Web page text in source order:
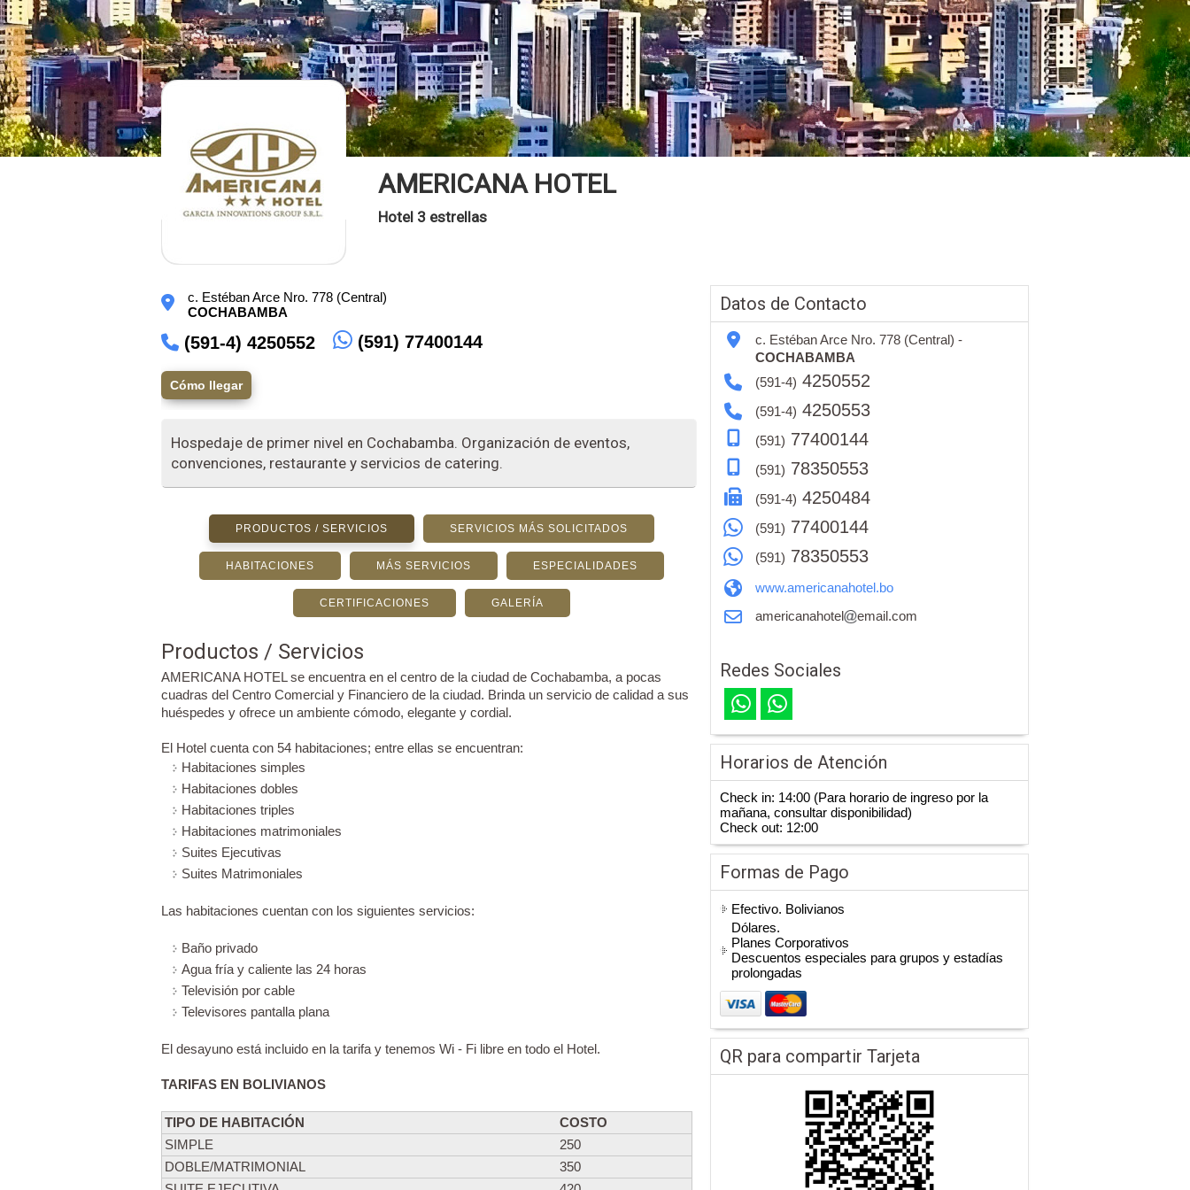
AMERICANA HOTEL
Hotel 3 estrellas
c. Estéban Arce Nro. 778 (Central)
COCHABAMBA
(591-4) 4250552 (591) 77400144
Cómo llegar
Hospedaje de primer nivel en Cochabamba. Organización de eventos,
convenciones, restaurante y servicios de catering.
PRODUCTOS / SERVICIOS SERVICIOS MÁS SOLICITADOS
HABITACIONES MÁS SERVICIOS ESPECIALIDADES
CERTIFICACIONES GALERÍA
Productos / Servicios
AMERICANA HOTEL se encuentra en el centro de la ciudad de Cochabamba, a pocas
cuadras del Centro Comercial y Financiero de la ciudad. Brinda un servicio de calidad a sus
huéspedes y ofrece un ambiente cómodo, elegante y cordial.
El Hotel cuenta con 54 habitaciones; entre ellas se encuentran:
Habitaciones simples
Habitaciones dobles
Habitaciones triples
Habitaciones matrimoniales
Suites Ejecutivas
Suites Matrimoniales
Las habitaciones cuentan con los siguientes servicios:
Baño privado
Agua fría y caliente las 24 horas
Televisión por cable
Televisores pantalla plana
El desayuno está incluido en la tarifa y tenemos Wi - Fi libre en todo el Hotel.
TARIFAS EN BOLIVIANOS
TIPO DE HABITACIÓN
COSTO
SIMPLE
250
DOBLE/MATRIMONIAL
350
Datos de Contacto
c. Estéban Arce Nro. 778 (Central) -
COCHABAMBA
(591-4) 4250552
(591-4) 4250553
(591) 77400144
(591) 78350553
(591-4) 4250484
(591) 77400144
(591) 78350553
www.americanahotel.bo
americanahotel
email.com
Redes Sociales
Horarios de Atención
Check in: 14:00 (Para horario de ingreso por la
mañana, consultar disponibilidad)
Check out: 12:00
Formas de Pago
Efectivo. Bolivianos
Dólares.
Planes Corporativos
Descuentos especiales para grupos y estadías
prolongadas
QR para compartir Tarjeta